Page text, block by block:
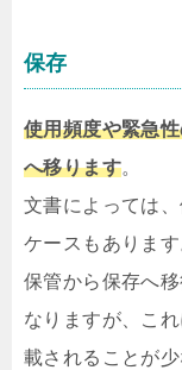
保存
使用頻度や緊急
へ移ります。
文書によっては
ケースもあります
保管から保存へ
なりますが、こ
載されることが少